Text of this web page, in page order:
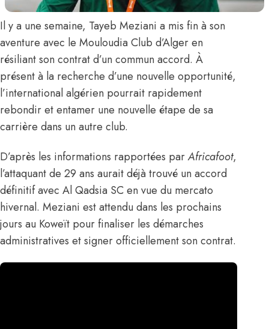
Il y a une semaine, Tayeb Meziani a mis fin à son
aventure avec le Mouloudia Club d’Alger en
résiliant son contrat d’un commun accord. À
présent à la recherche d’une nouvelle opportunité,
l’international algérien pourrait rapidement
rebondir et entamer une nouvelle étape de sa
carrière dans un autre club.
D’après les informations rapportées parAfricafoot,
l’attaquant de 29 ans aurait déjà trouvé un accord
définitif avec Al Qadsia SC en vue du mercato
hivernal. Meziani est attendu dans les prochains
jours au Koweït pour finaliser les démarches
administratives et signer officiellement son contrat.